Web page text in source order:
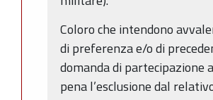
Coloro che intendono
di preferenza e/o di
domanda di partecipazione
pena l’esclusione dal